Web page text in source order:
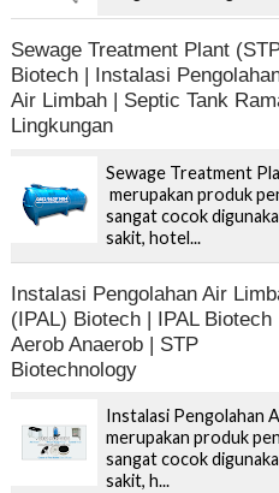
Sewage Treatment Plant
Biotech | Instalasi
Air Limbah | Septic Tank
Lingkungan
Sewage Treatment
merupakan produk
sangat cocok
sakit, hotel...
Instalasi Pengolahan Air
(IPAL) Biotech | IPAL Biotech
Aerob Anaerob | STP
Biotechnology
Instalasi Pengolahan
merupakan produk
sangat cocok
sakit, h...